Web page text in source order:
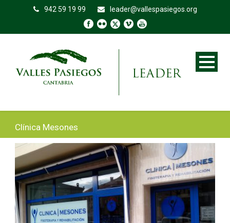
942 59 19 99 leader@vallespasiegos.org
Clínica Mesones